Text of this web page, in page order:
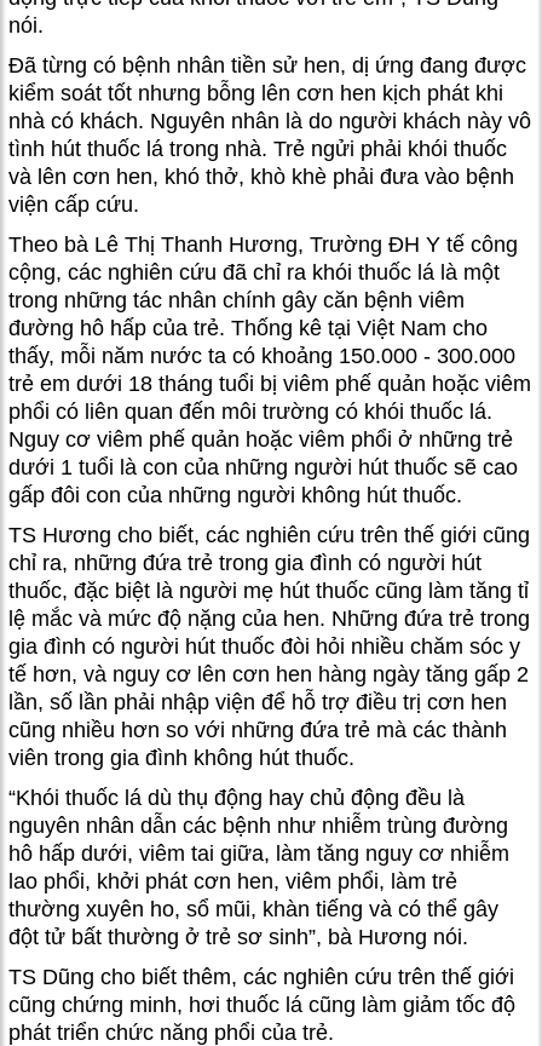
nói.
Đã từng có bệnh nhân tiền sử hen, dị ứng đang được
kiểm soát tốt nhưng bỗng lên cơn hen kịch phát khi
nhà có khách. Nguyên nhân là do người khách này vô
tình hút thuốc lá trong nhà. Trẻ ngửi phải khói thuốc
và lên cơn hen, khó thở, khò khè phải đưa vào bệnh
viện cấp cứu.
Theo bà Lê Thị Thanh Hương, Trường ĐH Y tế công
cộng, các nghiên cứu đã chỉ ra khói thuốc lá là một
trong những tác nhân chính gây căn bệnh viêm
đường hô hấp của trẻ. Thống kê tại Việt Nam cho
thấy, mỗi năm nước ta có khoảng 150.000 - 300.000
trẻ em dưới 18 tháng tuổi bị viêm phế quản hoặc viêm
phổi có liên quan đến môi trường có khói thuốc lá.
Nguy cơ viêm phế quản hoặc viêm phổi ở những trẻ
dưới 1 tuổi là con của những người hút thuốc sẽ cao
gấp đôi con của những người không hút thuốc.
TS Hương cho biết, các nghiên cứu trên thế giới cũng
chỉ ra, những đứa trẻ trong gia đình có người hút
thuốc, đặc biệt là người mẹ hút thuốc cũng làm tăng tỉ
lệ mắc và mức độ nặng của hen. Những đứa trẻ trong
gia đình có người hút thuốc đòi hỏi nhiều chăm sóc y
tế hơn, và nguy cơ lên cơn hen hàng ngày tăng gấp 2
lần, số lần phải nhập viện để hỗ trợ điều trị cơn hen
cũng nhiều hơn so với những đứa trẻ mà các thành
viên trong gia đình không hút thuốc.
“Khói thuốc lá dù thụ động hay chủ động đều là
nguyên nhân dẫn các bệnh như nhiễm trùng đường
hô hấp dưới, viêm tai giữa, làm tăng nguy cơ nhiễm
lao phổi, khởi phát cơn hen, viêm phổi, làm trẻ
thường xuyên ho, sổ mũi, khàn tiếng và có thể gây
đột tử bất thường ở trẻ sơ sinh”, bà Hương nói.
TS Dũng cho biết thêm, các nghiên cứu trên thế giới
cũng chứng minh, hơi thuốc lá cũng làm giảm tốc độ
phát triển chức năng phổi của trẻ.